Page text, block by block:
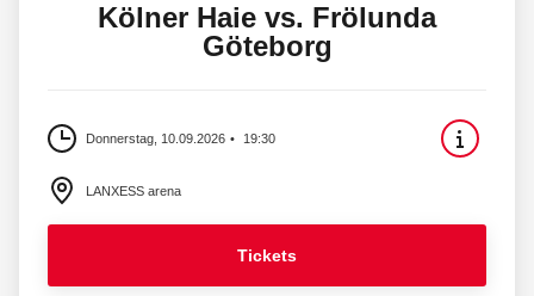
Kölner Haie vs. Frölunda
Göteborg
Donnerstag, 10.09.2026 19:30
LANXESS arena
Tickets